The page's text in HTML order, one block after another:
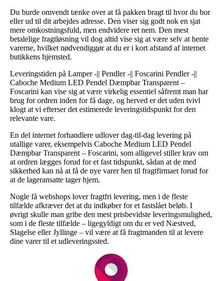
Du burde omvendt tænke over at få pakken bragt til hvor du bor
eller ud til dit arbejdes adresse. Den viser sig godt nok en sjat
mere omkostningsfuld, men endvidere ret nem. Den mest
betalelige fragtløsning vil dog altid vise sig at være selv at hente
varerne, hvilket nødvendiggør at du er i kort afstand af internet
butikkens hjemsted.
Leveringstiden på Lamper -|| Pendler -|| Foscarini Pendler -||
Caboche Medium LED Pendel Dæmpbar Transparent –
Foscarini kan vise sig at være virkelig essentiel såfremt man har
brug for ordren inden for få dage, og herved er det uden tvivl
klogt at vi efterser det estimerede leveringstidspunkt for den
relevante vare.
En del internet forhandlere udlover dag-til-dag levering på
utallige varer, eksempelvis Caboche Medium LED Pendel
Dæmpbar Transparent – Foscarini, som alligevel stiller krav om
at ordren lægges forud for et fast tidspunkt, sådan at de med
sikkerhed kan nå at få de nye varer hen til fragtfirmaet forud for
at de lageransatte tager hjem.
Nogle få webshops lover fragtfri levering, men i de fleste
tilfælde afkræver det at du indkøber for et fastslået beløb. I
øvrigt skulle man gribe den mest prisbevidste leveringsmulighed,
som i de fleste tilfælde – ligegyldigt om du er ved Næstved,
Slagelse eller Jyllinge – vil være at få fragtmanden til at levere
dine varer til et udleveringssted.